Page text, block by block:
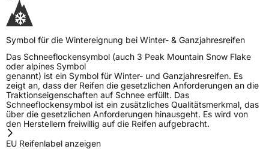
Symbol für die Wintereignung bei Winter- & Ganzjahresreifen
Das Schneeflockensymbol (auch 3 Peak Mountain Snow Flake
oder alpines Symbol
genannt) ist ein Symbol für Winter- und Ganzjahresreifen. Es
zeigt an, dass der Reifen die gesetzlichen Anforderungen an die
Traktionseigenschaften auf Schnee erfüllt. Das
Schneeflockensymbol ist ein zusätzliches Qualitätsmerkmal, das
über die gesetzlichen Anforderungen hinausgeht. Es wird von
den Herstellern freiwillig auf die Reifen aufgebracht.
EU Reifenlabel anzeigen